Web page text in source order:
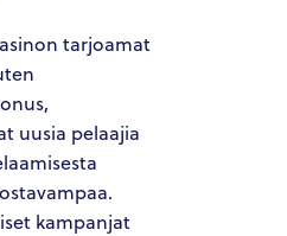
tarjoamat
uusia pelaajia
kampanjat